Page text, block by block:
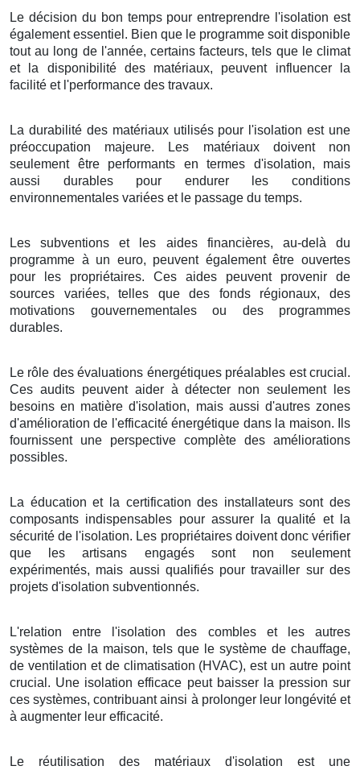
Le décision du bon temps pour entreprendre l'isolation est
également essentiel. Bien que le programme soit disponible
tout au long de l'année, certains facteurs, tels que le climat
et la disponibilité des matériaux, peuvent influencer la
facilité et l'performance des travaux.
La durabilité des matériaux utilisés pour l'isolation est une
préoccupation majeure. Les matériaux doivent non
seulement être performants en termes d'isolation, mais
aussi durables pour endurer les conditions
environnementales variées et le passage du temps.
Les subventions et les aides financières, au-delà du
programme à un euro, peuvent également être ouvertes
pour les propriétaires. Ces aides peuvent provenir de
sources variées, telles que des fonds régionaux, des
motivations gouvernementales ou des programmes
durables.
Le rôle des évaluations énergétiques préalables est crucial.
Ces audits peuvent aider à détecter non seulement les
besoins en matière d'isolation, mais aussi d'autres zones
d'amélioration de l'efficacité énergétique dans la maison. Ils
fournissent une perspective complète des améliorations
possibles.
La éducation et la certification des installateurs sont des
composants indispensables pour assurer la qualité et la
sécurité de l'isolation. Les propriétaires doivent donc vérifier
que les artisans engagés sont non seulement
expérimentés, mais aussi qualifiés pour travailler sur des
projets d'isolation subventionnés.
L'relation entre l'isolation des combles et les autres
systèmes de la maison, tels que le système de chauffage,
de ventilation et de climatisation (HVAC), est un autre point
crucial. Une isolation efficace peut baisser la pression sur
ces systèmes, contribuant ainsi à prolonger leur longévité et
à augmenter leur efficacité.
Le réutilisation des matériaux d'isolation est une